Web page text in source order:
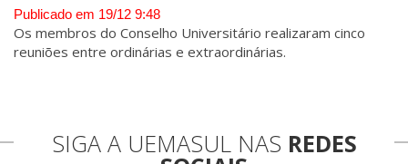
Publicado em 19/12 9:48
Os membros do Conselho Universitário realizaram cinco
reuniões entre ordinárias e extraordinárias.
SIGA A UEMASUL NAS REDES